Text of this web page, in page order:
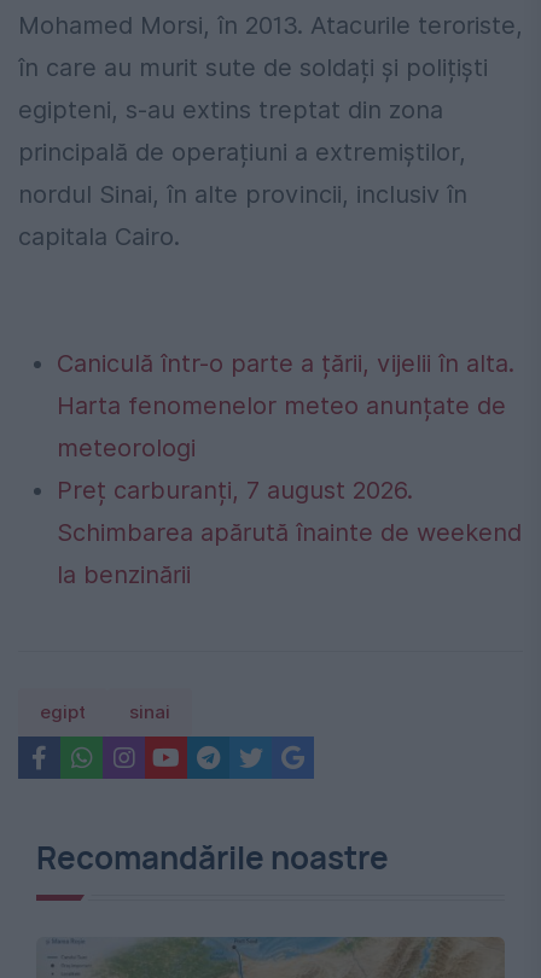
Mohamed Morsi, în 2013. Atacurile teroriste,
în care au murit sute de soldați și polițiști
egipteni, s-au extins treptat din zona
principală de operațiuni a extremiștilor,
nordul Sinai, în alte provincii, inclusiv în
capitala Cairo.
Caniculă într-o parte a țării, vijelii în alta.
Harta fenomenelor meteo anunțate de
meteorologi
Preț carburanți, 7 august 2026.
Schimbarea apărută înainte de weekend
la benzinării
egipt sinai
Recomandările noastre